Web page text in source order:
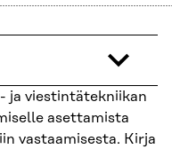
ja viestintätekniikan
asettamista
vastaamisesta. Kirja